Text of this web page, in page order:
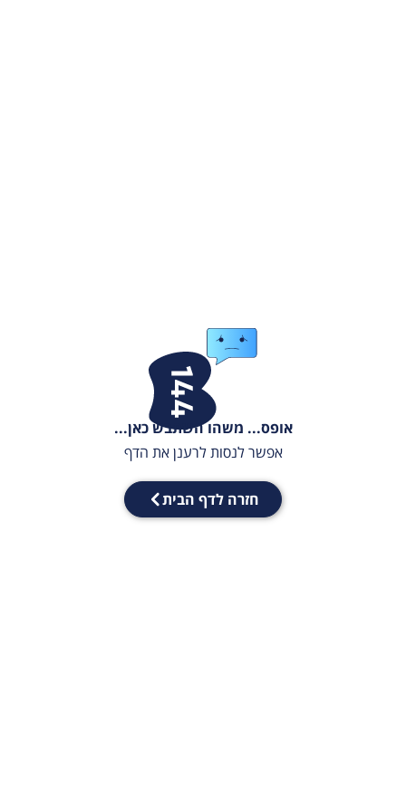
אופס... משהו השתבש כאן...
אפשר לנסות לרענן את הדף
חזרה לדף הבית